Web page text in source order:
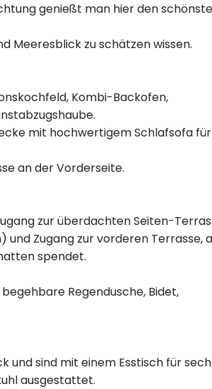
genießt man hier den
Meeresblick zu schätzen wissen.
Kombi-Backofen,
mit hochwertigem Schlafsofa für
an der Vorderseite.
zur überdachten Seiten-
Zugang zur vorderen Terrasse,
spendet.
Regendusche, Bidet,
und sind mit einem Esstisch für
ausgestattet.